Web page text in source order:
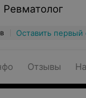
Ревматолог
Оставить первый
Отзывы